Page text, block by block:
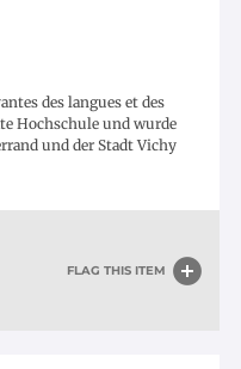
FLAG THIS ITEM
des langues et des
Hochschule und wurde
und der Stadt Vichy